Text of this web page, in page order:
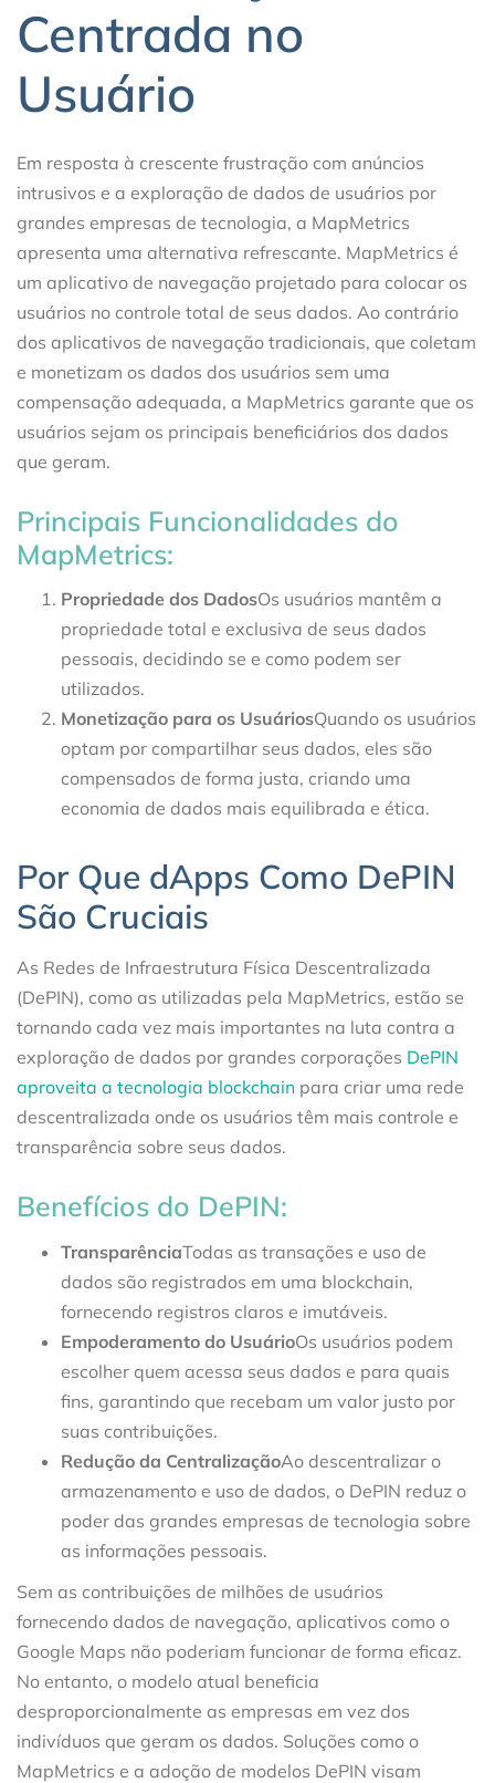
Centrada no
Usuário
Em resposta à crescente frustração com anúncios
intrusivos e a exploração de dados de usuários por
grandes empresas de tecnologia, a MapMetrics
apresenta uma alternativa refrescante. MapMetrics é
um aplicativo de navegação projetado para colocar os
usuários no controle total de seus dados. Ao contrário
dos aplicativos de navegação tradicionais, que coletam
e monetizam os dados dos usuários sem uma
compensação adequada, a MapMetrics garante que os
usuários sejam os principais beneficiários dos dados
que geram.
Principais Funcionalidades do
MapMetrics:
Propriedade dos DadosOs usuários mantêm a
propriedade total e exclusiva de seus dados
pessoais, decidindo se e como podem ser
utilizados.
Monetização para os UsuáriosQuando os usuários
optam por compartilhar seus dados, eles são
compensados de forma justa, criando uma
economia de dados mais equilibrada e ética.
Por Que dApps Como DePIN
São Cruciais
As Redes de Infraestrutura Física Descentralizada
(DePIN), como as utilizadas pela MapMetrics, estão se
tornando cada vez mais importantes na luta contra a
exploração de dados por grandes corporações DePIN
aproveita a tecnologia blockchain para criar uma rede
descentralizada onde os usuários têm mais controle e
transparência sobre seus dados.
Benefícios do DePIN:
TransparênciaTodas as transações e uso de
dados são registrados em uma blockchain,
fornecendo registros claros e imutáveis.
Empoderamento do UsuárioOs usuários podem
escolher quem acessa seus dados e para quais
fins, garantindo que recebam um valor justo por
suas contribuições.
Redução da CentralizaçãoAo descentralizar o
armazenamento e uso de dados, o DePIN reduz o
poder das grandes empresas de tecnologia sobre
as informações pessoais.
Sem as contribuições de milhões de usuários
fornecendo dados de navegação, aplicativos como o
Google Maps não poderiam funcionar de forma eficaz.
No entanto, o modelo atual beneficia
desproporcionalmente as empresas em vez dos
indivíduos que geram os dados. Soluções como o
MapMetrics e a adoção de modelos DePIN visam